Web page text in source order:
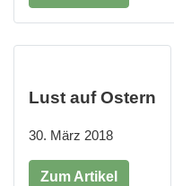
Lust auf Ostern
30. März 2018
Zum Artikel